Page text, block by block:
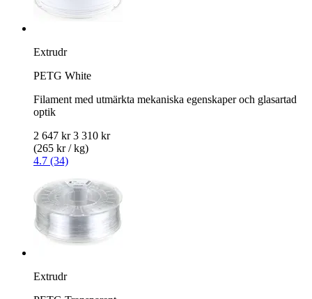
Extrudr
PETG White
Filament med utmärkta mekaniska egenskaper och glasartad
optik
2 647 kr 3 310 kr
(265 kr / kg)
4.7 (34)
Extrudr